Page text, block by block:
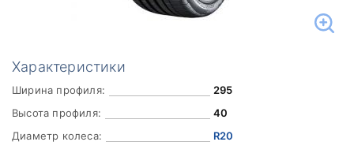
Характеристики
Ширина профиля:
295
Высота профиля:
40
Диаметр колеса:
R20